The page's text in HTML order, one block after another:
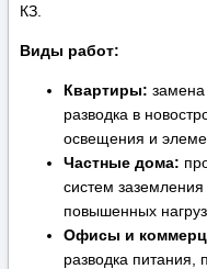
КЗ.
Виды работ:
Квартиры:
разводка в
освещения и
Частные дома:
систем
повышенных
Офисы и
разводка питания,